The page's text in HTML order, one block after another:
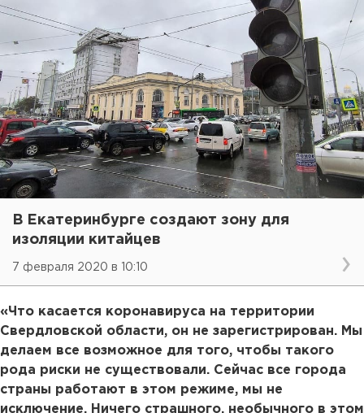
В Екатеринбурге создают зону для
изоляции китайцев
7 февраля 2020 в 10:10
«Что касается коронавируса на территории
Свердловской области, он не зарегистрирован. Мы
делаем все возможное для того, чтобы такого
рода риски не существовали. Сейчас все города
страны работают в этом режиме, мы не
исключение. Ничего страшного, необычного в этом